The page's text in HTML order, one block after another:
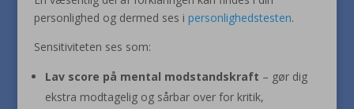
personlighed og dermed ses i personlighedstesten.
Sensitiviteten ses som:
Lav score på mental modstandskraft – gør dig
ekstra modtagelig og sårbar over for kritik,